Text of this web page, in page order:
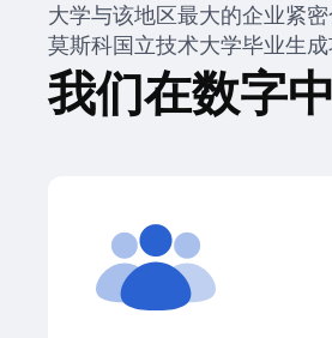
大学与该地区最大的企业紧
莫斯科国立技术大学毕业生成
我们在数字中